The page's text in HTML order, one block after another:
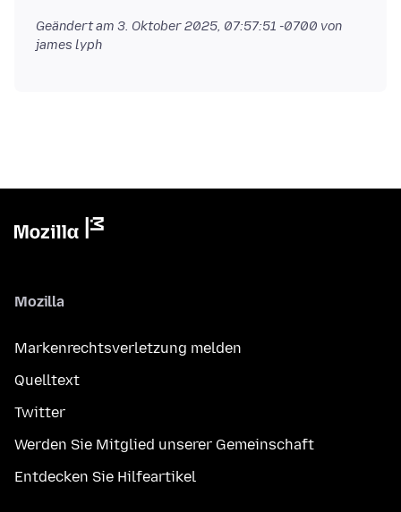
Geändert am 3. Oktober 2025, 07:57:51 -0700 von
james lyph
Mozilla
Markenrechtsverletzung melden
Quelltext
Twitter
Werden Sie Mitglied unserer Gemeinschaft
Entdecken Sie Hilfeartikel